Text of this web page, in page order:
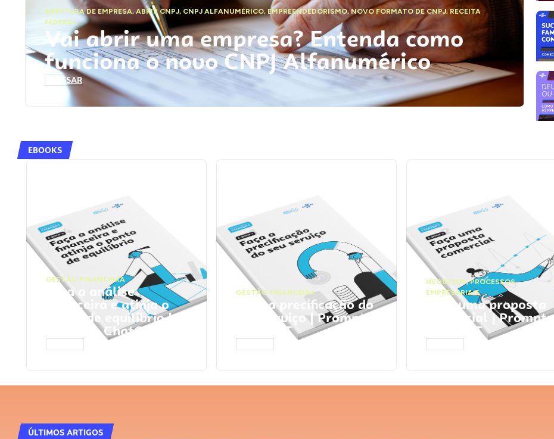
ABERTURA DE EMPRESA,ABRIR CNPJ, CNPJ ALFANUMÉRICO, EMPREENDEDORISMO,NOVO FORMATO DE CNPJ,RECEITA
FEDERAL
Vai abrir uma empresa? Entenda como
funciona o novo CNPJ Alfanumérico
ACESSAR
EBOOKS
GESTÃO FINANCEIRA
Faça a análise
financeira e atinja o
ponto de equilíbrio |
Prompts ChatGPT
GESTÃO FINANCEIRA
Faça a precificação do
seu serviço | Prompts
ChatGPT
NEGÓCIOS,PROCESSOS
EMPRESARIAIS
Faça uma proposta
comercial | Prompts
ChatGPT
ÚLTIMOS ARTIGOS